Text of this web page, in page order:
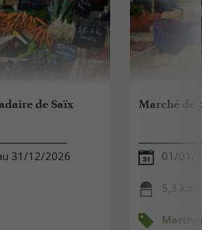
de Saïx
31/12/2026
Marché de
01/01/
5,3 km